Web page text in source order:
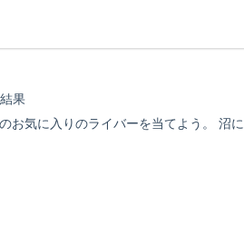
結果
お気に入りのライバーを当てよう。 沼